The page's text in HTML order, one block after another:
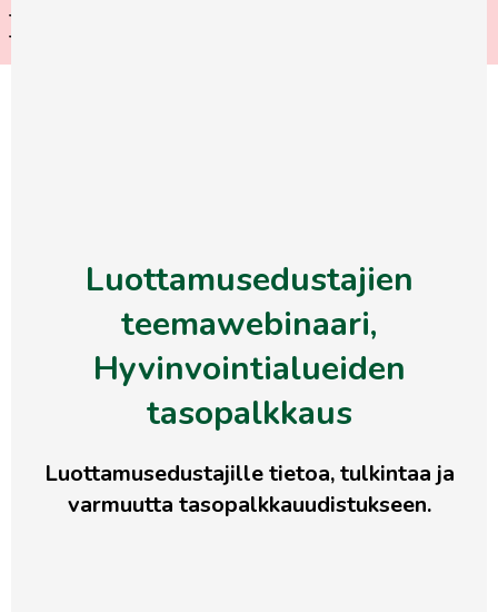
Tule mukaan jäsenristeilylle
Tukholmaan!
Luottamusedustajien
teemawebinaari,
Hyvinvointialueiden
tasopalkkaus
Luottamusedustajille tietoa, tulkintaa ja
varmuutta tasopalkkauudistukseen.